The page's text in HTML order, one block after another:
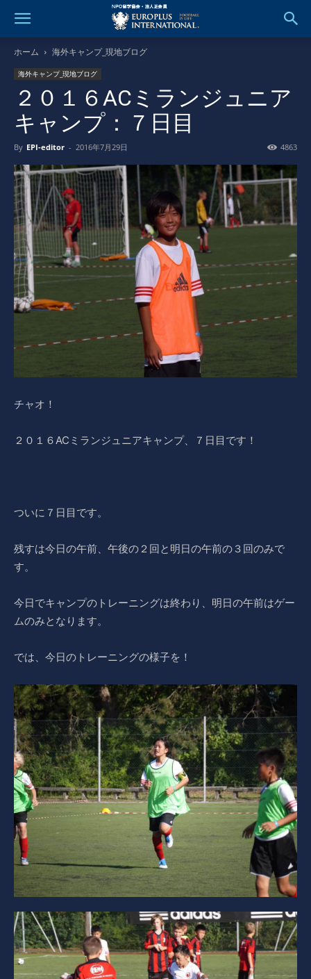
ホーム 海外キャンプ_現地ブログ
海外キャンプ_現地ブログ
２０１６ACミランジュニア
キャンプ：７日目
By EPI-editor - 2016年7月29日 4863
チャオ！
２０１６ACミランジュニアキャンプ、７日目です！
ついに７日目です。
残すは今日の午前、午後の２回と明日の午前の３回のみで
す。
今日でキャンプのトレーニングは終わり、明日の午前はゲー
ムのみとなります。
では、今日のトレーニングの様子を！